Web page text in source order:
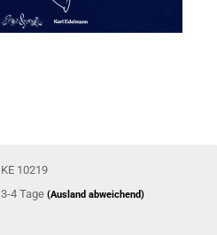
KE 10219
3-4 Tage(Ausland abweichend)